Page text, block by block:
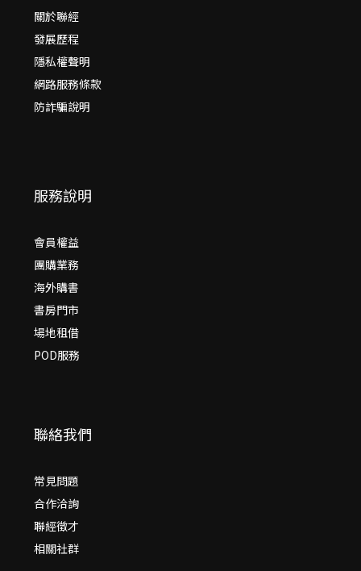
關於聯經
發展歷程
隱私權聲明
網路服務條款
防詐騙說明
服務說明
會員權益
團購業務
海外購書
書房門市
場地租借
POD服務
聯絡我們
常見問題
合作洽詢
聯經徵才
相關社群